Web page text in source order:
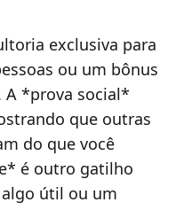
exclusiva para
ou um bônus
*prova social*
que outras
do que você
é outro gatilho
útil ou um